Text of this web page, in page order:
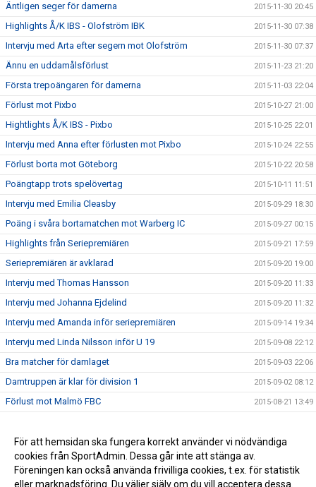
Äntligen seger för damerna 2015-11-30 20:45
Highlights Å/K IBS - Olofström IBK 2015-11-30 07:38
Intervju med Arta efter segern mot Olofström 2015-11-30 07:37
Ännu en uddamålsförlust 2015-11-23 21:20
Första trepoängaren för damerna 2015-11-03 22:04
Förlust mot Pixbo 2015-10-27 21:00
Hightlights Å/K IBS - Pixbo 2015-10-25 22:01
Intervju med Anna efter förlusten mot Pixbo 2015-10-24 22:55
Förlust borta mot Göteborg 2015-10-22 20:58
Poängtapp trots spelövertag 2015-10-11 11:51
Intervju med Emilia Cleasby 2015-09-29 18:30
Poäng i svåra bortamatchen mot Warberg IC 2015-09-27 00:15
Highlights från Seriepremiären 2015-09-21 17:59
Seriepremiären är avklarad 2015-09-20 19:00
Intervju med Thomas Hansson 2015-09-20 11:33
Intervju med Johanna Ejdelind 2015-09-20 11:32
Intervju med Amanda inför seriepremiären 2015-09-14 19:34
Intervju med Linda Nilsson inför U 19 2015-09-08 22:12
Bra matcher för damlaget 2015-09-03 22:06
Damtruppen är klar för division 1 2015-09-02 08:12
Förlust mot Malmö FBC 2015-08-21 13:49
Highlights Å/K IBS - Slovakien 8-6 2015-08-06 18:04
Seger i Vänskapsmatchen mot Slovakien 2015-08-06 10:16
För att hemsidan ska fungera korrekt använder vi nödvändiga
cookies från SportAdmin. Dessa går inte att stänga av.
Föreningen kan också använda frivilliga cookies, t.ex. för statistik
eller marknadsföring. Du väljer själv om du vill acceptera dessa.